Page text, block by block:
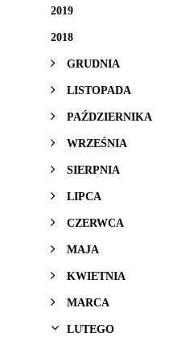
2019
2018
GRUDNIA
LISTOPADA
PAŹDZIERNIKA
WRZEŚNIA
SIERPNIA
LIPCA
CZERWCA
MAJA
KWIETNIA
MARCA
LUTEGO